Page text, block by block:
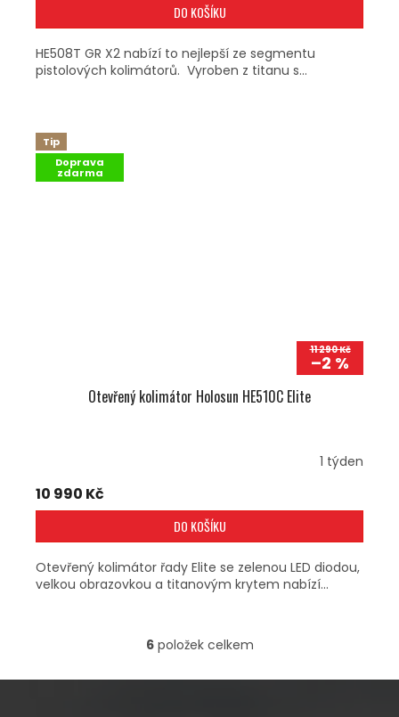
DO KOŠÍKU
HE508T GR X2 nabízí to nejlepší ze segmentu
pistolových kolimátorů. Vyroben z titanu s...
Tip
Doprava
zdarma
11 290 Kč
–2 %
Otevřený kolimátor Holosun HE510C Elite
1 týden
10 990 Kč
DO KOŠÍKU
Otevřený kolimátor řady Elite se zelenou LED diodou,
velkou obrazovkou a titanovým krytem nabízí...
O
L
6položek celkem